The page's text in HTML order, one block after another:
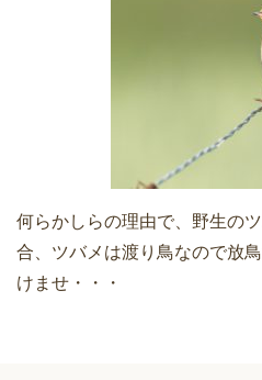
何らかしらの理由で、野生の
合、ツバメは渡り鳥なので放
けませ・・・